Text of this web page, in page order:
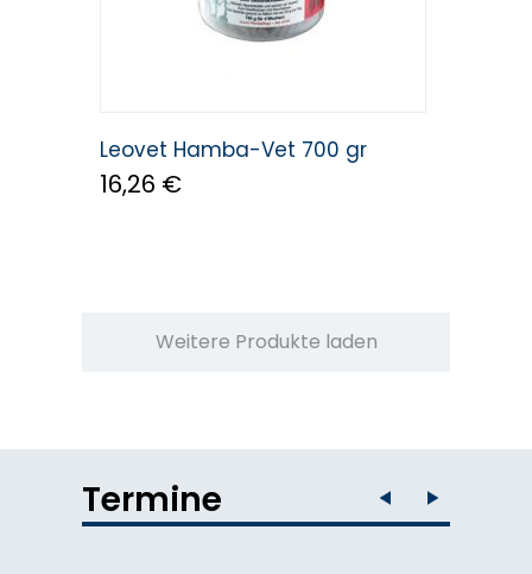
Leovet Hamba-Vet 700 gr
16,26 €
Weitere Produkte laden
Termine